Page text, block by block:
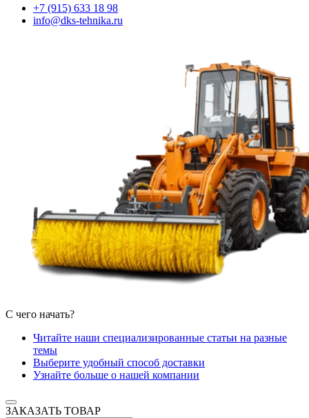
+7 (915) 633 18 98
info@dks-tehnika.ru
С чего начать?
Читайте наши специализированные статьи на разные
темы
Выберите удобный способ доставки
Узнайте больше о нашей компании
ЗАКАЗАТЬ ТОВАР